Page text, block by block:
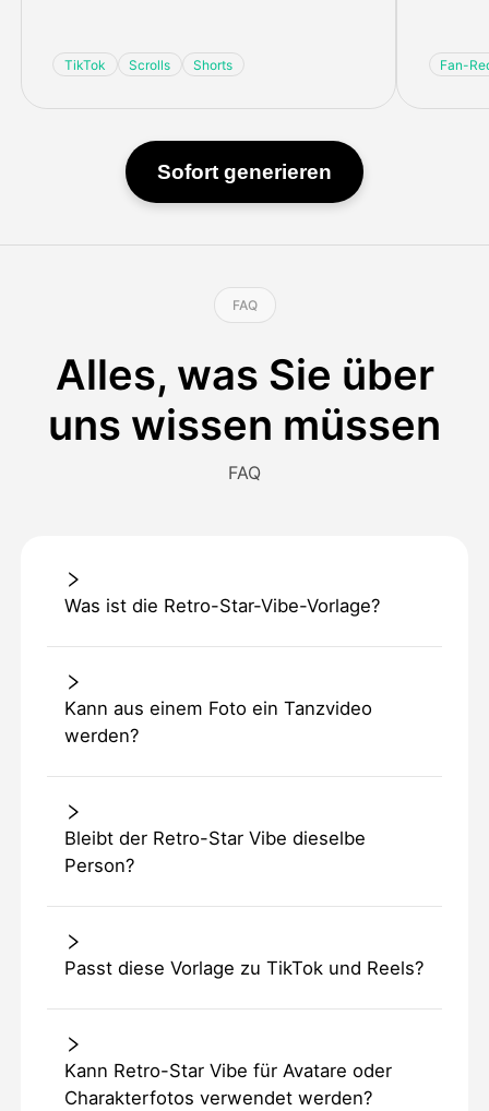
TikTok Scrolls Shorts Fan-
Sofort generieren
FAQ
Alles, was Sie über
uns wissen müssen
FAQ
Was ist die Retro-Star-Vibe-Vorlage?
Kann aus einem Foto ein Tanzvideo
werden?
Bleibt der Retro-Star Vibe dieselbe
Person?
Passt diese Vorlage zu TikTok und Reels?
Kann Retro-Star Vibe für Avatare oder
Charakterfotos verwendet werden?